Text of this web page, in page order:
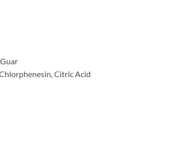
Citric Acid